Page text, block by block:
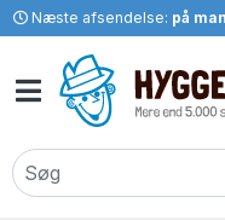
Næste afsendelse: på